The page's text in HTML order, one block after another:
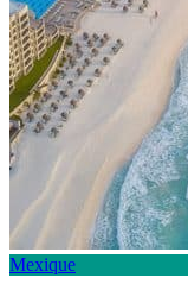
Mexique